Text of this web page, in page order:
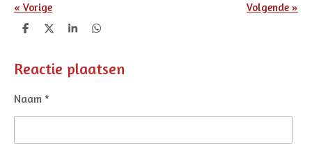
« Vorige Volgende »
D
n
D
l
S
e
D
e
n
Reactie plaatsen
Naam *